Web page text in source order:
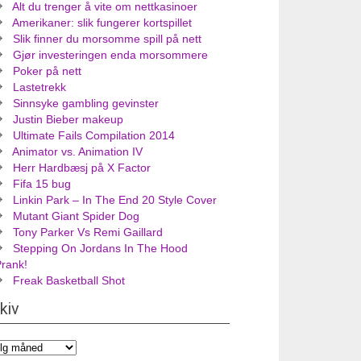
Alt du trenger å vite om nettkasinoer
Amerikaner: slik fungerer kortspillet
Slik finner du morsomme spill på nett
Gjør investeringen enda morsommere
Poker på nett
Lastetrekk
Sinnsyke gambling gevinster
Justin Bieber makeup
Ultimate Fails Compilation 2014
Animator vs. Animation IV
Herr Hardbæsj på X Factor
Fifa 15 bug
Linkin Park – In The End 20 Style Cover
Mutant Giant Spider Dog
Tony Parker Vs Remi Gaillard
Stepping On Jordans In The Hood
Freak Basketball Shot